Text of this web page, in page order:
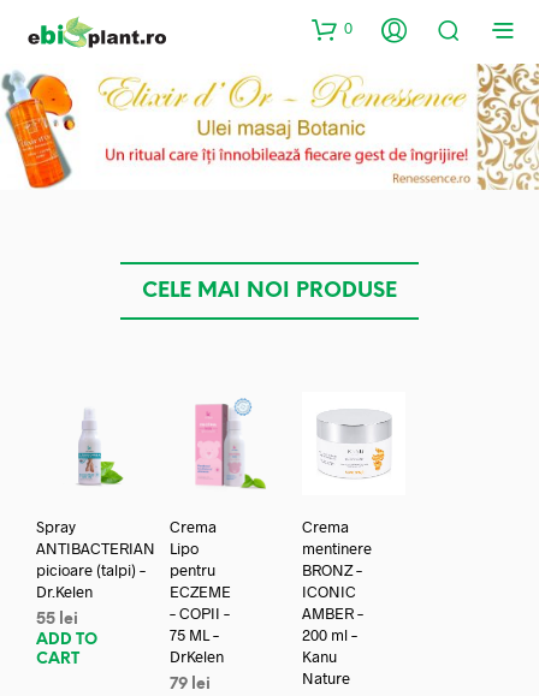
0
CELE MAI NOI PRODUSE
Spray
ANTIBACTERIAN
picioare (talpi) –
Dr.Kelen
55 lei
ADD TO
CART
Crema
Lipo
pentru
ECZEME
– COPII –
75 ML –
DrKelen
79 lei
Crema
mentinere
BRONZ –
ICONIC
AMBER –
200 ml –
Kanu
Nature